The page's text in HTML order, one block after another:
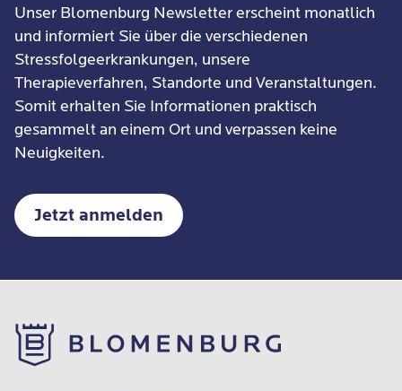
Unser Blomenburg Newsletter erscheint monatlich
und informiert Sie über die verschiedenen
Stressfolgeerkrankungen, unsere
Therapieverfahren, Standorte und Veranstaltungen.
Somit erhalten Sie Informationen praktisch
gesammelt an einem Ort und verpassen keine
Neuigkeiten.
Jetzt anmelden